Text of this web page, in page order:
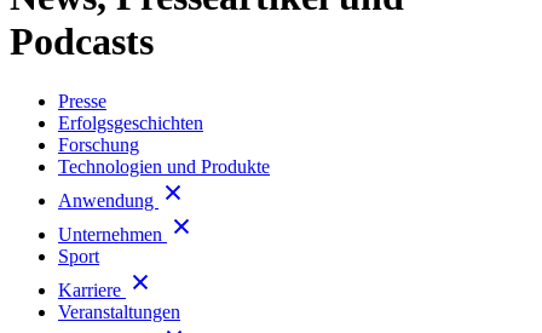
Podcasts
Presse
Erfolgsgeschichten
Forschung
Technologien und Produkte
Anwendung
Unternehmen
Sport
Karriere
Veranstaltungen